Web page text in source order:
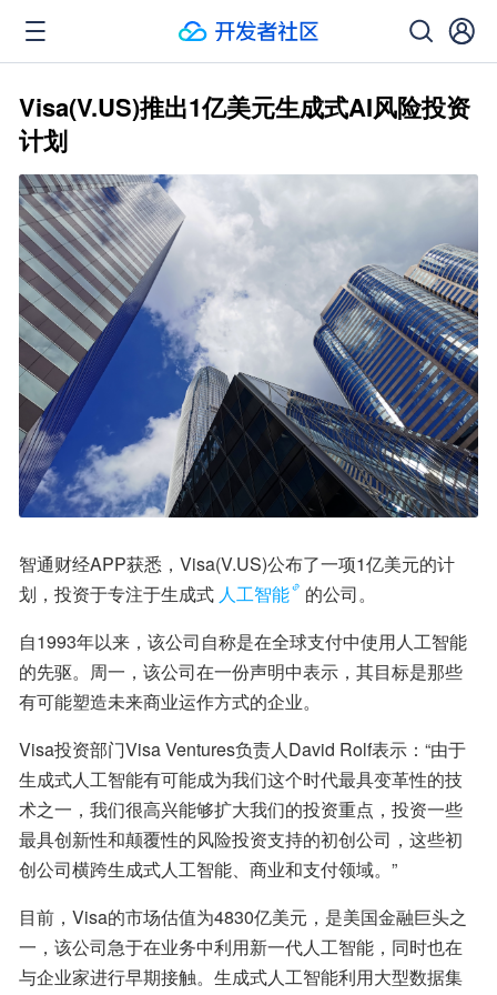
Visa(V.US)推出1亿美元生成式AI风险投资
计划
智通财经APP获悉，Visa(V.US)公布了一项1亿美元的计
划，投资于专注于生成式 人工智能
的公司。
自1993年以来，该公司自称是在全球支付中使用人工智能
的先驱。周一，该公司在一份声明中表示，其目标是那些
有可能塑造未来商业运作方式的企业。
Visa投资部门Visa Ventures负责人David Rolf表示：“由于
生成式人工智能有可能成为我们这个时代最具变革性的技
术之一，我们很高兴能够扩大我们的投资重点，投资一些
最具创新性和颠覆性的风险投资支持的初创公司，这些初
创公司横跨生成式人工智能、商业和支付领域。”
目前，Visa的市场估值为4830亿美元，是美国金融巨头之
一，该公司急于在业务中利用新一代人工智能，同时也在
与企业家进行早期接触。生成式人工智能利用大型数据集